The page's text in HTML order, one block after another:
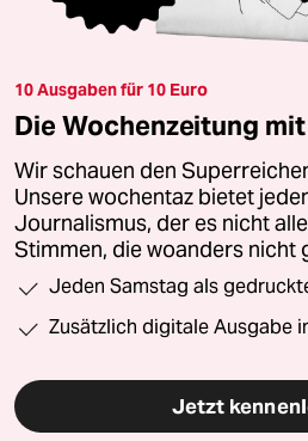
10 Ausgaben für 10 Euro
Die Wochenzeitung
Wir schauen den
Unsere wochentaz bietet
Journalismus, der es nicht
Stimmen, die woanders nicht
Jeden Samstag als
Zusätzlich digitale Ausgabe
Jetzt